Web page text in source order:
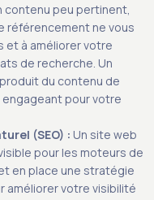
contenu peu pertinent,
référencement ne vous
et à améliorer votre
de recherche. Un
du contenu de
engageant pour votre
(SEO) : Un site web
pour les moteurs de
en place une stratégie
améliorer votre visibilité